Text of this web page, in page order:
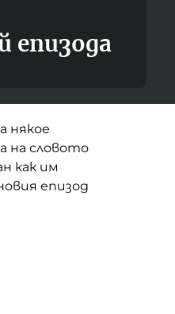
епизода
някое
на словото
как им
епизод